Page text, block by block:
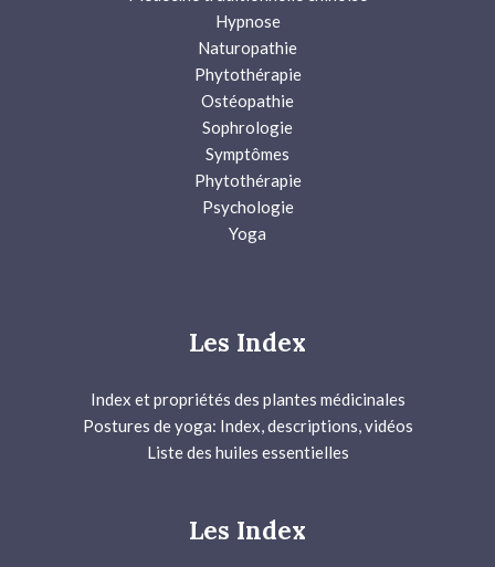
Hypnose
Naturopathie
Phytothérapie
Ostéopathie
Sophrologie
Symptômes
Phytothérapie
Psychologie
Yoga
Les Index
Index et propriétés des plantes médicinales
Postures de yoga: Index, descriptions, vidéos
Liste des huiles essentielles
Les Index